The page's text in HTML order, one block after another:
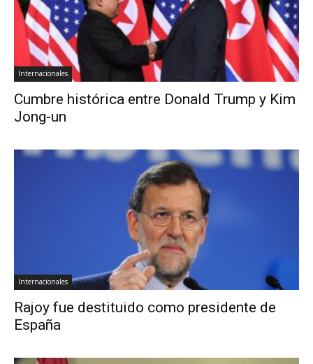
Internacionales
Cumbre histórica entre Donald Trump y Kim
Jong-un
Internacionales
Rajoy fue destituido como presidente de
España